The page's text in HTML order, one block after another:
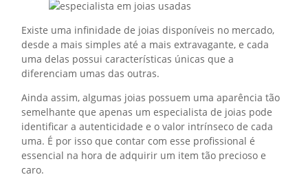
Existe uma infinidade de joias disponíveis no mercado,
desde a mais simples até a mais extravagante, e cada
uma delas possui características únicas que a
diferenciam umas das outras.
Ainda assim, algumas joias possuem uma aparência tão
semelhante que apenas um especialista de joias pode
identificar a autenticidade e o valor intrínseco de cada
uma. É por isso que contar com esse profissional é
essencial na hora de adquirir um item tão precioso e
caro.